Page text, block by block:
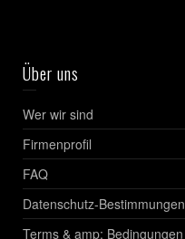
Über uns
Wer wir sind
Firmenprofil
FAQ
Datenschutz-Bestimmungen
Terms & amp; Bedingungen